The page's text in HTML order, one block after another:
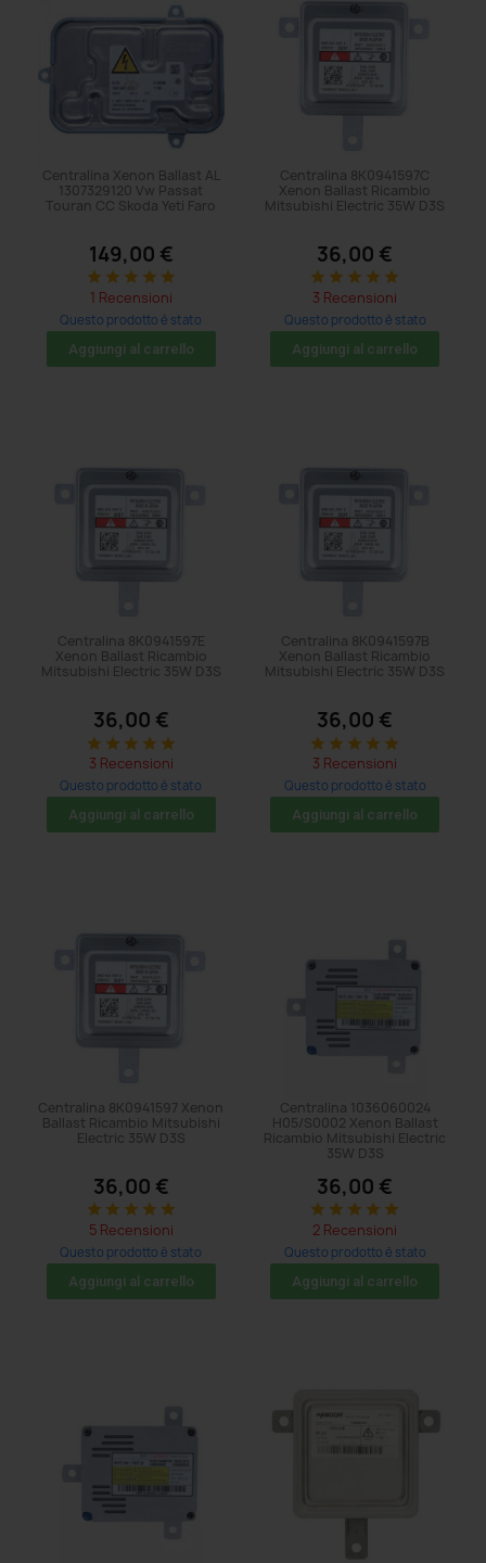
Centralina Xenon Ballast AL
1307329120 Vw Passat
Touran CC Skoda Yeti Faro
149,00 €
star star star star star
1 Recensioni
Questo prodotto è stato
acquistato: 8 volte
Aggiungi al carrello
Centralina 8K0941597C
Xenon Ballast Ricambio
Mitsubishi Electric 35W D3S
36,00 €
star star star star star
3 Recensioni
Questo prodotto è stato
acquistato: 128 volte
Aggiungi al carrello
Centralina 8K0941597E
Xenon Ballast Ricambio
Mitsubishi Electric 35W D3S
36,00 €
star star star star star
3 Recensioni
Questo prodotto è stato
acquistato: 353 volte
Aggiungi al carrello
Centralina 8K0941597B
Xenon Ballast Ricambio
Mitsubishi Electric 35W D3S
36,00 €
star star star star star
3 Recensioni
Questo prodotto è stato
acquistato: 59 volte
Aggiungi al carrello
Centralina 8K0941597 Xenon
Ballast Ricambio Mitsubishi
Electric 35W D3S
36,00 €
star star star star star
5 Recensioni
Questo prodotto è stato
acquistato: 77 volte
Aggiungi al carrello
Centralina 1036060024
H05/S0002 Xenon Ballast
Ricambio Mitsubishi Electric
35W D3S
36,00 €
star star star star star
2 Recensioni
Questo prodotto è stato
acquistato: 20 volte
Aggiungi al carrello